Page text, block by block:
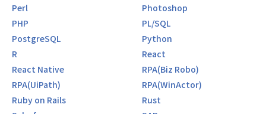
Perl
Photoshop
PHP
PL/SQL
PostgreSQL
Python
R
React
React Native
RPA(Biz Robo)
RPA(UiPath)
RPA(WinActor)
Ruby on Rails
Rust